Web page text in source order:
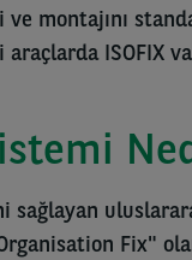
montajını
araçlarda ISOFIX
sağlayan
Fix"